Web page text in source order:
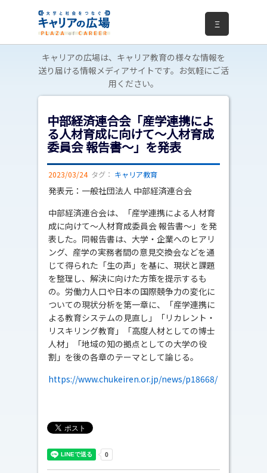
Ξ
キャリアの広場は、キャリア教育の様々な情報を
送り届ける情報メディアサイトです。お気軽にご活
用ください。
中部経済連合会「産学連携によ
る人材育成に向けて～人材育成
委員会 報告書～」を発表
2023/03/24 タグ： キャリア教育
発表元：一般社団法人 中部経済連合会
中部経済連合会は、「産学連携による人材育
成に向けて～人材育成委員会 報告書～」を発
表した。同報告書は、大学・企業へのヒアリ
ング、産学の実務者間の意見交換会などを通
じて得られた「生の声」を基に、現状と課題
を整理し、解決に向けた方策を提示するも
の。労働力人口や日本の国際競争力の変化に
ついての現状分析を第一章に、「産学連携に
よる教育システムの見直し」「リカレント・
リスキリング教育」「高度人材としての博士
人材」「地域の知の拠点としての大学の役
割」を後の各章のテーマとして論じる。
https://www.chukeiren.or.jp/news/p18668/